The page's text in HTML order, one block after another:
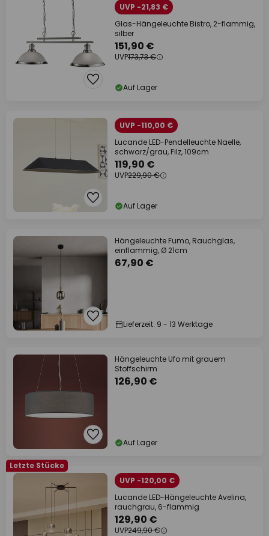
UVP -21,83 €
Glas-Hängeleuchte Bistro, 2-flammig,
silber
151,90 €
UVP173,73 €
Auf Lager
UVP -110,00 €
Lucande LED-Pendelleuchte Naelle,
schwarz/grau, Filz, 109cm
119,90 €
UVP229,90 €
Auf Lager
Hängeleuchte Fumo, Rauchglas,
einflammig, Ø 21cm
67,90 €
Lieferzeit: 9 - 13 Werktage
Hängeleuchte Ufo mit grauem
Stoffschirm
126,90 €
Auf Lager
Letzte Stücke
UVP -120,00 €
Lucande LED-Hängeleuchte Avelina,
rauchgrau, 6-flammig
129,90 €
UVP249,90 €